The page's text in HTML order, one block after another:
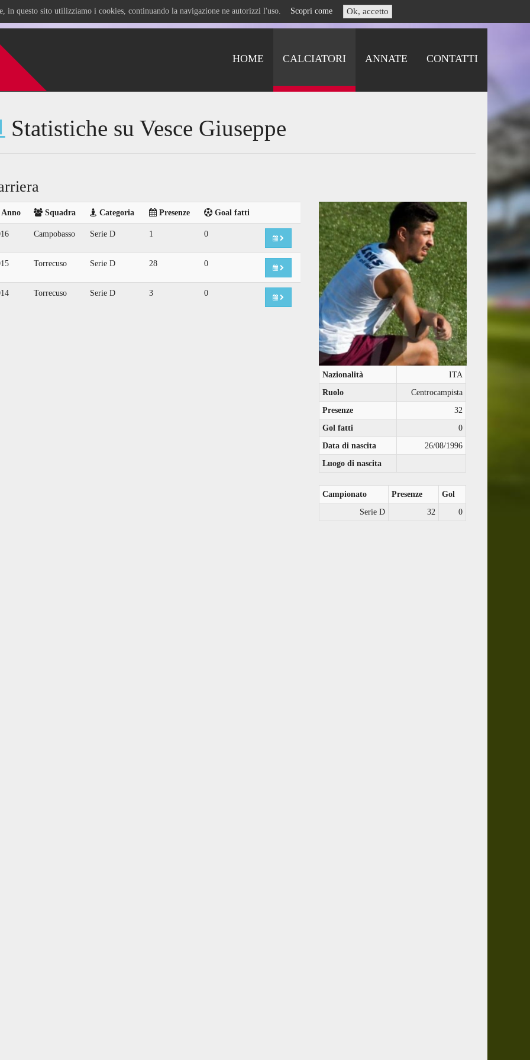
questo sito utilizziamo i cookies, continuando la navigazione ne autorizzi l'uso. Scopri come Ok, accetto
HOME CALCIATORI ANNATE CONTATTI
Statistiche su Vesce Giuseppe
Anno Squadra Categoria Presenze Goal fatti
Campobasso Serie D 1 0
Torrecuso Serie D 28 0
Torrecuso Serie D 3 0
Nazionalità
ITA
Ruolo
Centrocampista
Presenze
32
Gol fatti
0
Data di nascita
26/08/1996
Luogo di nascita
Campionato Presenze
Gol
Serie D
32 0